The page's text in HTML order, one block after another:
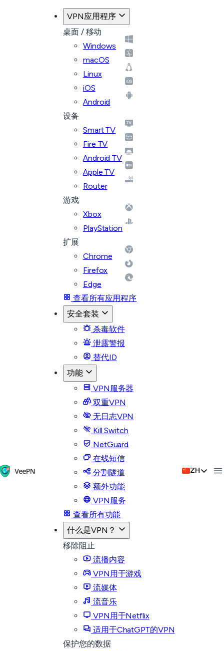
VPN应用程序
桌面 / 移动
Windows
macOS
Linux
iOS
Android
设备
Smart TV
Fire TV
Android TV
Apple TV
Router
游戏
Xbox
PlayStation
扩展
Chrome
Firefox
Edge
查看所有应用程序
安全套装
杀毒软件
泄露警报
替代ID
功能
VPN服务器
双重VPN
无日志VPN
Kill Switch
NetGuard
在线短信
分割隧道
额外功能
VPN服务
查看所有功能
什么是VPN？
移除阻止
流播内容
VPN用于游戏
流媒体
流音乐
VPN用于Netflix
适用于ChatGPT的VPN
保护您的数据
ZH